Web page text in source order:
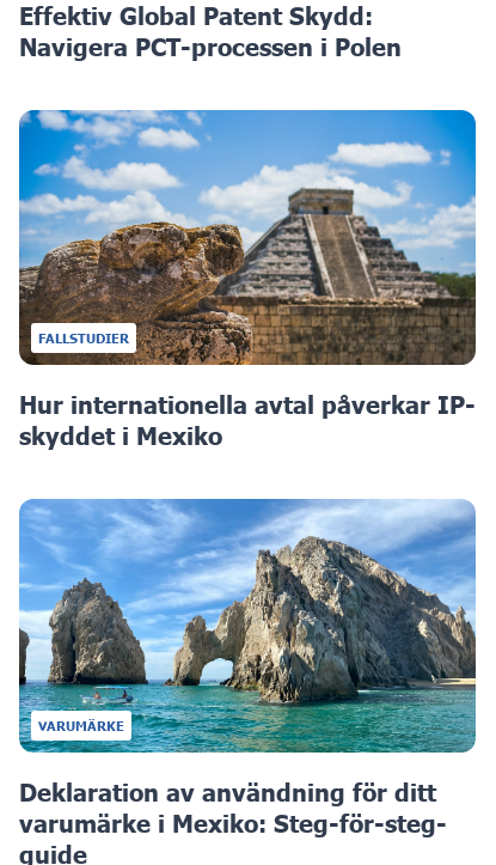
Effektiv Global Patent Skydd:
Navigera PCT-processen i Polen
FALLSTUDIER
Hur internationella avtal påverkar IP-
skyddet i Mexiko
VARUMÄRKE
Deklaration av användning för ditt
varumärke i Mexiko: Steg-för-steg-
guide